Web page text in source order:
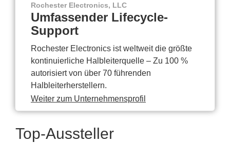
Rochester Electronics, LLC
Umfassender Lifecycle-
Support
Rochester Electronics ist weltweit die größte
kontinuierliche Halbleiterquelle – Zu 100 %
autorisiert von über 70 führenden
Halbleiterherstellern.
Weiter zum Unternehmensprofil
Top-Aussteller